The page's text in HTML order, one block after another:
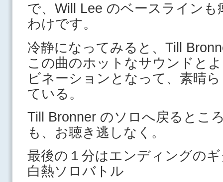
で、Will Lee のベースライン
わけです。
冷静になってみると、Till
この曲のホットなサウンドと
ビネーションとなって、素晴
ている。
Till Bronner のソロへ戻るとこ
も、お聴き逃しなく。
最後の１分はエンディングの
白熱ソロバトル